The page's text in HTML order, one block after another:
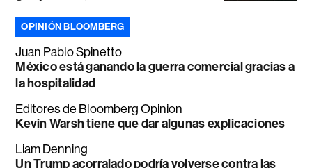
OPINIÓN BLOOMBERG
Juan Pablo Spinetto
México está ganando la guerra comercial gracias a
la hospitalidad
Editores de Bloomberg Opinion
Kevin Warsh tiene que dar algunas explicaciones
Liam Denning
Un Trump acorralado podría volverse contra las